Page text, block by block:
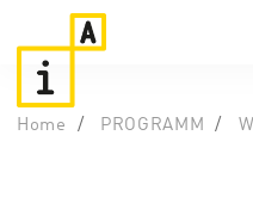
Home PROGRAMM